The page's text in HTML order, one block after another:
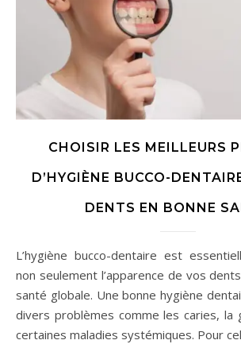
CHOISIR LES MEILLEURS
D’HYGIÈNE BUCCO-
DENTS EN BONNE
L’hygiène bucco-dentaire est essentielle pour maintenir
non seulement l’apparence de vos
santé globale. Une bonne hygiène
divers problèmes comme les caries, la
certaines maladies systémiques. Pour